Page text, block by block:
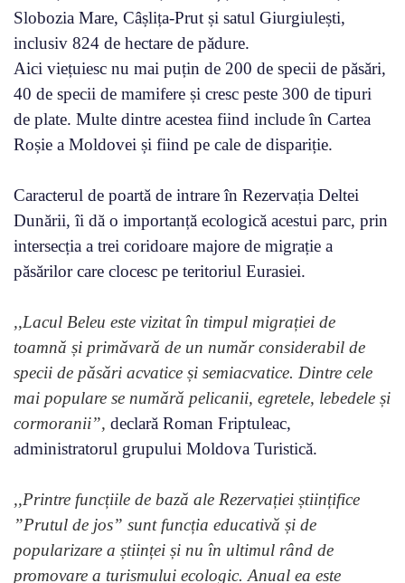
Slobozia Mare, Câșlița-Prut și satul Giurgiulești,
inclusiv 824 de hectare de pădure.
Aici viețuiesc nu mai puțin de 200 de specii de păsări,
40 de specii de mamifere și cresc peste 300 de tipuri
de plate. Multe dintre acestea fiind include în Cartea
Roșie a Moldovei și fiind pe cale de dispariție.
Caracterul de poartă de intrare în Rezervația Deltei
Dunării, îi dă o importanță ecologică acestui parc, prin
intersecția a trei coridoare majore de migrație a
păsărilor care clocesc pe teritoriul Eurasiei.
,,Lacul Beleu este vizitat în timpul migrației de
toamnă și primăvară de un număr considerabil de
specii de păsări acvatice și semiacvatice. Dintre cele
mai populare se numără pelicanii, egretele, lebedele și
cormoranii”, declară Roman Friptuleac,
administratorul grupului Moldova Turistică.
,,Printre funcțiile de bază ale Rezervației științifice
”Prutul de jos” sunt funcția educativă și de
popularizare a științei și nu în ultimul rând de
promovare a turismului ecologic. Anual ea este